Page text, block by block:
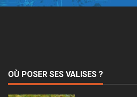
OÙ POSER SES VALISES ?